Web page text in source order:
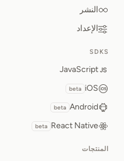
النشر
الإعداد
SDKS
JavaScript
iOS
beta
Android
beta
React Native
beta
المنتجات